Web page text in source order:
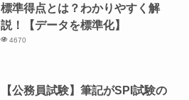
標準得点とは？わかりやすく解
説！【データを標準化】
4670
【公務員試験】筆記がSPI試験の